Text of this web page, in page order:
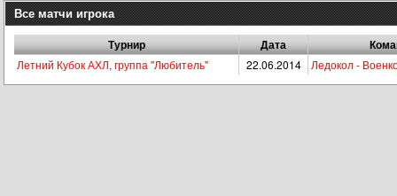
Все матчи игрока
Турнир Дата
Летний Кубок АХЛ, группа "Любитель" 22.06.2014 Ледокол -